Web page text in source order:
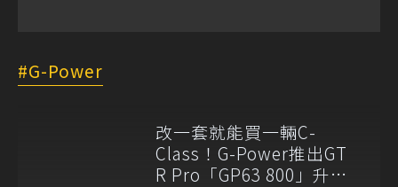
G-Power
改一套就能買一輛C-
Class！G-Power推出GT
R Pro「GP63 800」升級